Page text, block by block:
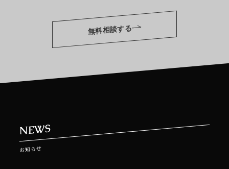
無料相談する
NEWS
お知らせ